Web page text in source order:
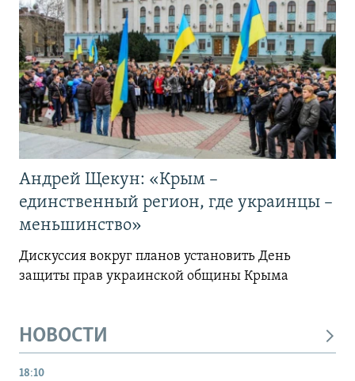
Андрей Щекун: «Крым –
единственный регион, где украинцы –
меньшинство»
Дискуссия вокруг планов установить День
защиты прав украинской общины Крыма
НОВОСТИ
18:10